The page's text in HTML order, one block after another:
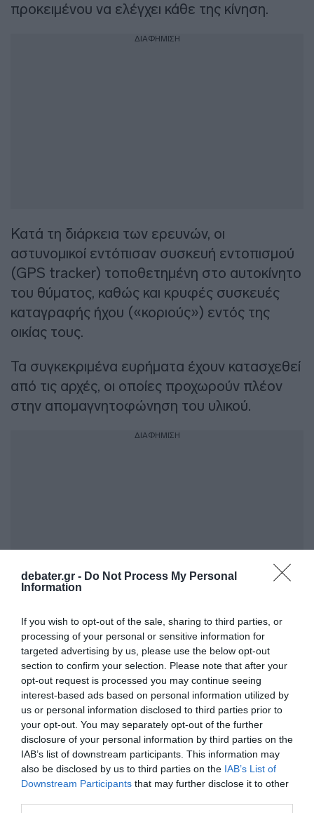
debater.gr - Do Not Process My Personal
Information
If you wish to opt-out of the sale, sharing to third parties, or
processing of your personal or sensitive information for
targeted advertising by us, please use the below opt-out
section to confirm your selection. Please note that after your
opt-out request is processed you may continue seeing
interest-based ads based on personal information utilized by
us or personal information disclosed to third parties prior to
your opt-out. You may separately opt-out of the further
disclosure of your personal information by third parties on the
IAB’s list of downstream participants. This information may
also be disclosed by us to third parties on the IAB’s List of
Downstream Participants that may further disclose it to other
προκειμένου να ελέγχει κάθε της κίνηση.
ΔΙΑΦΗΜΙΣΗ
Κατά τη διάρκεια των ερευνών, οι
αστυνομικοί εντόπισαν συσκευή εντοπισμού
(GPS tracker) τοποθετημένη στο αυτοκίνητο
του θύματος, καθώς και κρυφές συσκευές
καταγραφής ήχου («κοριούς») εντός της
οικίας τους.
Τα συγκεκριμένα ευρήματα έχουν κατασχεθεί
από τις αρχές, οι οποίες προχωρούν πλέον
στην απομαγνητοφώνηση του υλικού.
ΔΙΑΦΗΜΙΣΗ
Όπως προκύπτει από αστυνομικές πηγές και
μαρτυρίες, ο 41χρονος εκδηλώνε ακραία,
παθολογική ζήλεια προς την 39χρονη, ενώ
ενοχλούνταν έντονα από τη δραστηριότητά
της στα μέσα κοινωνικής δικτύωσης.
Το θύμα είχε ήδη απομακρυνθεί από τον
σύζυγό της και είχε εκφράσει την πρόθεσή
της να καταθέσει αίτηση διαζυγίου, την ώρα
που ο δράστης πίεζε για επανασύνδεση.